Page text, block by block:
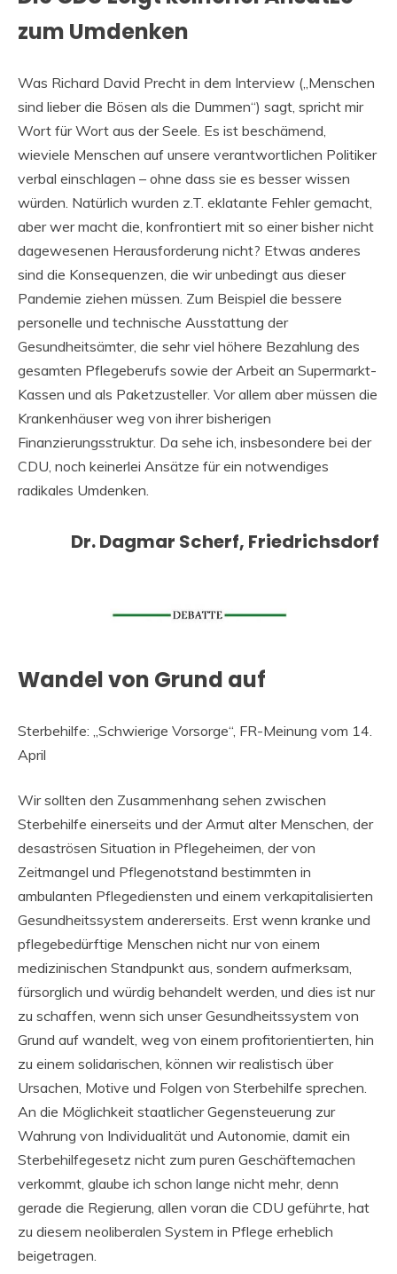
zum Umdenken
Was Richard David Precht in dem Interview („Menschen
sind lieber die Bösen als die Dummen“) sagt, spricht mir
Wort für Wort aus der Seele. Es ist beschämend,
wieviele Menschen auf unsere verantwortlichen Politiker
verbal einschlagen – ohne dass sie es besser wissen
würden. Natürlich wurden z.T. eklatante Fehler gemacht,
aber wer macht die, konfrontiert mit so einer bisher nicht
dagewesenen Herausforderung nicht? Etwas anderes
sind die Konsequenzen, die wir unbedingt aus dieser
Pandemie ziehen müssen. Zum Beispiel die bessere
personelle und technische Ausstattung der
Gesundheitsämter, die sehr viel höhere Bezahlung des
gesamten Pflegeberufs sowie der Arbeit an Supermarkt-
Kassen und als Paketzusteller. Vor allem aber müssen die
Krankenhäuser weg von ihrer bisherigen
Finanzierungsstruktur. Da sehe ich, insbesondere bei der
CDU, noch keinerlei Ansätze für ein notwendiges
radikales Umdenken.
Dr. Dagmar Scherf, Friedrichsdorf
Wandel von Grund auf
Sterbehilfe: „Schwierige Vorsorge“, FR-Meinung vom 14.
April
Wir sollten den Zusammenhang sehen zwischen
Sterbehilfe einerseits und der Armut alter Menschen, der
desaströsen Situation in Pflegeheimen, der von
Zeitmangel und Pflegenotstand bestimmten in
ambulanten Pflegediensten und einem verkapitalisierten
Gesundheitssystem andererseits. Erst wenn kranke und
pflegebedürftige Menschen nicht nur von einem
medizinischen Standpunkt aus, sondern aufmerksam,
fürsorglich und würdig behandelt werden, und dies ist nur
zu schaffen, wenn sich unser Gesundheitssystem von
Grund auf wandelt, weg von einem profitorientierten, hin
zu einem solidarischen, können wir realistisch über
Ursachen, Motive und Folgen von Sterbehilfe sprechen.
An die Möglichkeit staatlicher Gegensteuerung zur
Wahrung von Individualität und Autonomie, damit ein
Sterbehilfegesetz nicht zum puren Geschäftemachen
verkommt, glaube ich schon lange nicht mehr, denn
gerade die Regierung, allen voran die CDU geführte, hat
zu diesem neoliberalen System in Pflege erheblich
beigetragen.